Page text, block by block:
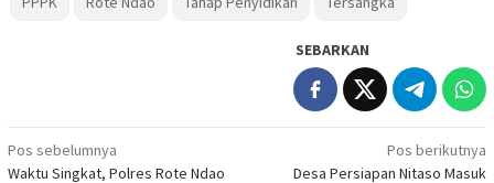
SEBARKAN
Navigasi
Pos sebelumnya
Waktu Singkat, Polres Rote Ndao
Pos berikutnya
Desa Persiapan Nitaso Masuk